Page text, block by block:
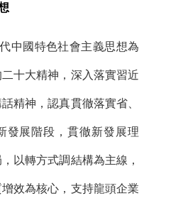
中國特色社會主義思想為
十大精神，深入落實習近
精神，認真貫徹落實省、
發展階段，貫徹新發展理
以轉方式調結構為主線，
效為核心，支持龍頭企業